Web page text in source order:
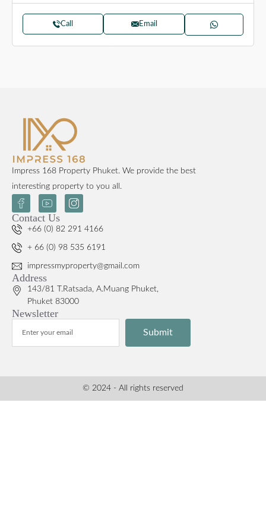
Call Email
Impress 168 Property Phuket. We provide the best
interesting property to you all.
Contact Us
+66 (0) 82 291 4166
+ 66 (0) 98 535 6191
impressmyproperty@gmail.com
Address
143/81 T.Ratsada, A.Muang Phuket,
Phuket 83000
Newsletter
Submit
© 2024 - All rights reserved